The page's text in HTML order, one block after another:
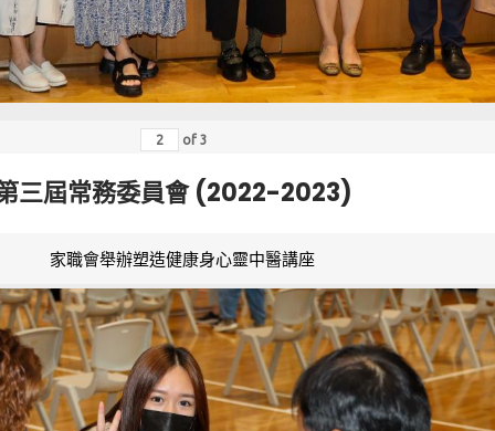
of 3
三屆常務委員會 (2022-2023)
家職會舉辦塑造健康身心靈中醫講座